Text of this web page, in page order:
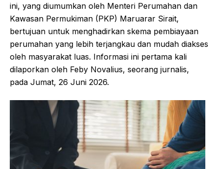
ini, yang diumumkan oleh Menteri Perumahan dan
Kawasan Permukiman (PKP) Maruarar Sirait,
bertujuan untuk menghadirkan skema pembiayaan
perumahan yang lebih terjangkau dan mudah diakses
oleh masyarakat luas. Informasi ini pertama kali
dilaporkan oleh Feby Novalius, seorang jurnalis,
pada Jumat, 26 Juni 2026.